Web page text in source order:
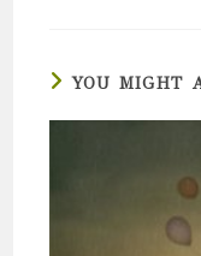
YOU MIGHT